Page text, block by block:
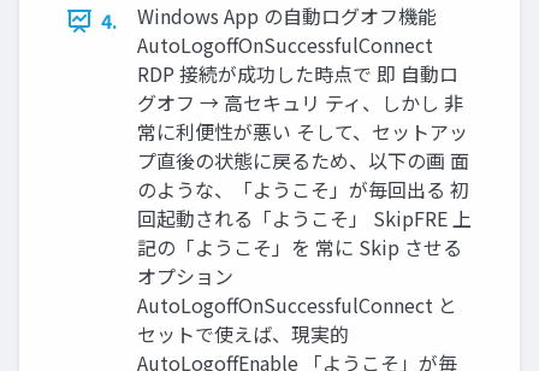
4.
Windows App の自動ログオフ機能
AutoLogoffOnSuccessfulConnect
RDP 接続が成功した時点で 即 自動ロ
グオフ → 高セキュリ ティ、しかし 非
常に利便性が悪い そして、セットアッ
プ直後の状態に戻るため、以下の画 面
のような、「ようこそ」が毎回出る 初
回起動される「ようこそ」 SkipFRE 上
記の「ようこそ」を 常に Skip させる
オプション
AutoLogoffOnSuccessfulConnect と
セットで使えば、現実的
AutoLogoffEnable 「ようこそ」が毎